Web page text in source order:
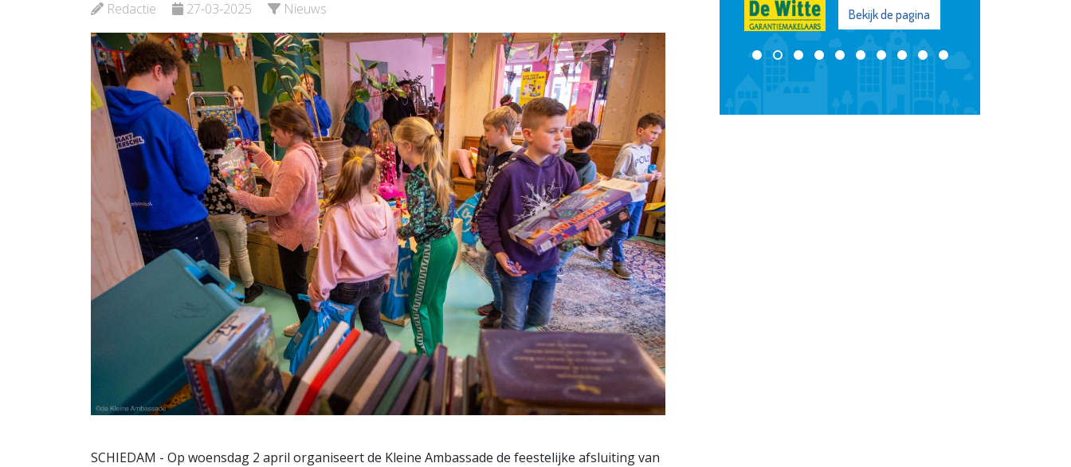
Redactie 27-03-2025 Nieuws
SCHIEDAM - Op woensdag 2 april organiseert de Kleine Ambassade de feestelijke afsluiting van
Bekijk de pagina Bekijk de pagina